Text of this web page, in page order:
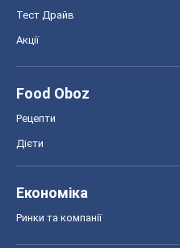
Тест Драйв
Акції
Food Oboz
Рецепти
Дієти
Економіка
Ринки та компанії